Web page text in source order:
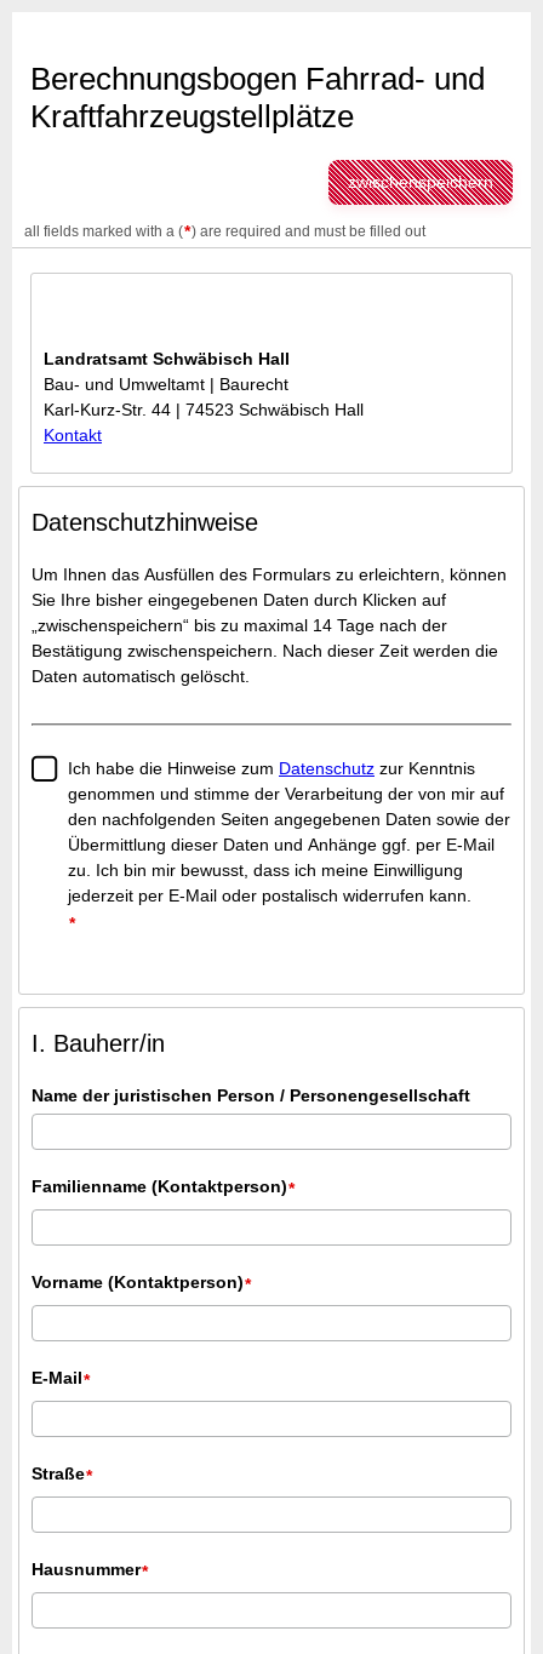
Berechnungsbogen Fahrrad- und
Kraftfahrzeugstellplätze
zwischenspeichern
all fields marked with a (*) are required and must be filled out
Landratsamt Schwäbisch Hall
Bau- und Umweltamt | Baurecht
Karl-Kurz-Str. 44 | 74523 Schwäbisch Hall
Kontakt
Datenschutzhinweise
Um Ihnen das Ausfüllen des Formulars zu erleichtern, können
Sie Ihre bisher eingegebenen Daten durch Klicken auf
„zwischenspeichern“ bis zu maximal 14 Tage nach der
Bestätigung zwischenspeichern. Nach dieser Zeit werden die
Daten automatisch gelöscht.
Ich habe die Hinweise zum Datenschutz zur Kenntnis
genommen und stimme der Verarbeitung der von mir auf
den nachfolgenden Seiten angegebenen Daten sowie der
Übermittlung dieser Daten und Anhänge ggf. per E-Mail
zu. Ich bin mir bewusst, dass ich meine Einwilligung
jederzeit per E-Mail oder postalisch widerrufen kann.
*
I. Bauherr/in
Name der juristischen Person / Personengesellschaft
Familienname (Kontaktperson)*
Vorname (Kontaktperson)*
E-Mail*
Straße*
Hausnummer*